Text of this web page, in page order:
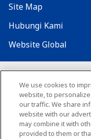
Site Map
Hubungi Kami
Website Global
Map Situs
Tentang penggunaan
We use cookies to
website, to
our traffic. We share
website with our
may combine it with
provided to them or